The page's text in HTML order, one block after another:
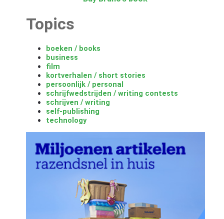
Topics
boeken / books
business
film
kortverhalen / short stories
persoonlijk / personal
schrijfwedstrijden / writing contests
schrijven / writing
self-publishing
technology